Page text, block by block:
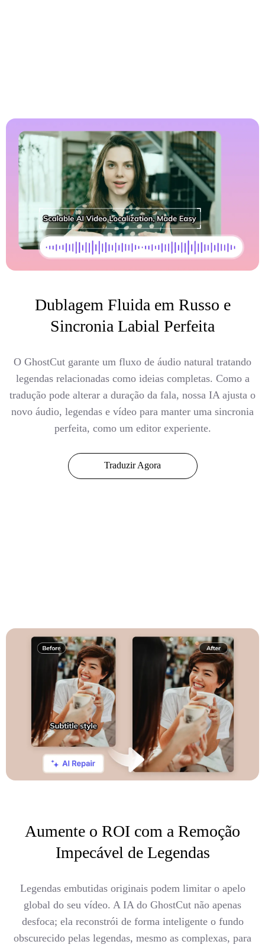
Dublagem Fluida em Russo e
Sincronia Labial Perfeita
O GhostCut garante um fluxo de áudio natural tratando
legendas relacionadas como ideias completas. Como a
tradução pode alterar a duração da fala, nossa IA ajusta o
novo áudio, legendas e vídeo para manter uma sincronia
perfeita, como um editor experiente.
Traduzir Agora
Aumente o ROI com a Remoção
Impecável de Legendas
Legendas embutidas originais podem limitar o apelo
global do seu vídeo. A IA do GhostCut não apenas
desfoca; ela reconstrói de forma inteligente o fundo
obscurecido pelas legendas, mesmo as complexas, para